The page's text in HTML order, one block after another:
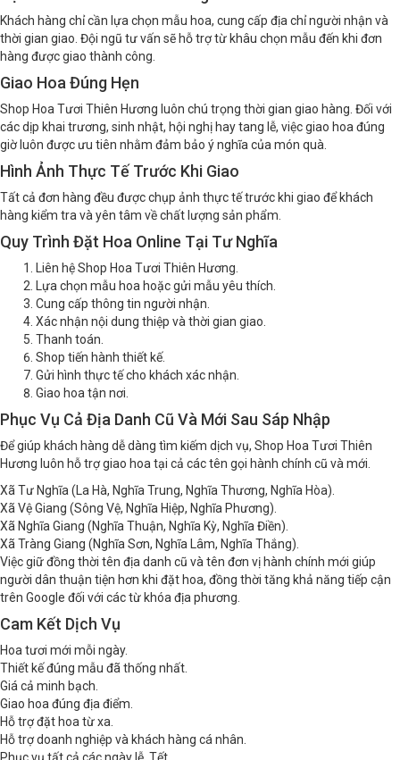
Khách hàng chỉ cần lựa chọn mẫu hoa, cung cấp địa chỉ người nhận và
thời gian giao. Đội ngũ tư vấn sẽ hỗ trợ từ khâu chọn mẫu đến khi đơn
hàng được giao thành công.
Giao Hoa Đúng Hẹn
Shop Hoa Tươi Thiên Hương luôn chú trọng thời gian giao hàng. Đối với
các dịp khai trương, sinh nhật, hội nghị hay tang lễ, việc giao hoa đúng
giờ luôn được ưu tiên nhằm đảm bảo ý nghĩa của món quà.
Hình Ảnh Thực Tế Trước Khi Giao
Tất cả đơn hàng đều được chụp ảnh thực tế trước khi giao để khách
hàng kiểm tra và yên tâm về chất lượng sản phẩm.
Quy Trình Đặt Hoa Online Tại Tư Nghĩa
Liên hệ Shop Hoa Tươi Thiên Hương.
Lựa chọn mẫu hoa hoặc gửi mẫu yêu thích.
Cung cấp thông tin người nhận.
Xác nhận nội dung thiệp và thời gian giao.
Thanh toán.
Shop tiến hành thiết kế.
Gửi hình thực tế cho khách xác nhận.
Giao hoa tận nơi.
Phục Vụ Cả Địa Danh Cũ Và Mới Sau Sáp Nhập
Để giúp khách hàng dễ dàng tìm kiếm dịch vụ, Shop Hoa Tươi Thiên
Hương luôn hỗ trợ giao hoa tại cả các tên gọi hành chính cũ và mới.
Xã Tư Nghĩa (La Hà, Nghĩa Trung, Nghĩa Thương, Nghĩa Hòa).
Xã Vệ Giang (Sông Vệ, Nghĩa Hiệp, Nghĩa Phương).
Xã Nghĩa Giang (Nghĩa Thuận, Nghĩa Kỳ, Nghĩa Điền).
Xã Tràng Giang (Nghĩa Sơn, Nghĩa Lâm, Nghĩa Thắng).
Việc giữ đồng thời tên địa danh cũ và tên đơn vị hành chính mới giúp
người dân thuận tiện hơn khi đặt hoa, đồng thời tăng khả năng tiếp cận
trên Google đối với các từ khóa địa phương.
Cam Kết Dịch Vụ
Hoa tươi mới mỗi ngày.
Thiết kế đúng mẫu đã thống nhất.
Giá cả minh bạch.
Giao hoa đúng địa điểm.
Hỗ trợ đặt hoa từ xa.
Hỗ trợ doanh nghiệp và khách hàng cá nhân.
Phục vụ tất cả các ngày lễ, Tết.